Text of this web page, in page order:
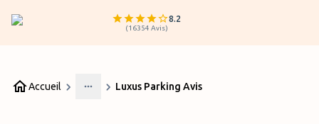
8.2
(16354 Avis)
Accueil
More
Luxus Parking Avis